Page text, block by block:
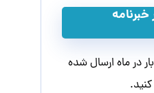
در ماه ارسال شده